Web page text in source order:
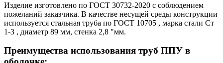
Изделие изготовлено по ГОСТ 30732-2020 с соблюдением
пожеланий заказчика. В качестве несущей среды конструкции
используется стальная труба по ГОСТ 10705 , марка стали Ст
1-3 , диаметр 89 мм, стенка 2,8 "мм.
Преимущества использования труб ППУ в